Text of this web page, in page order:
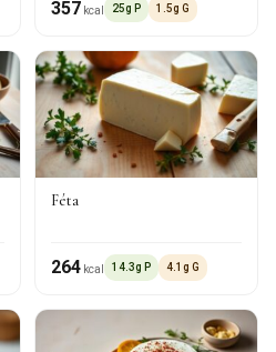
357 kcal 25g P 1.5g G
Féta
264 kcal 14.3g P 4.1g G